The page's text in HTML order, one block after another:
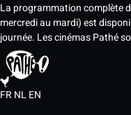
La programmation complète
mercredi au mardi) est
journée. Les cinémas Pathé
FRNLEN